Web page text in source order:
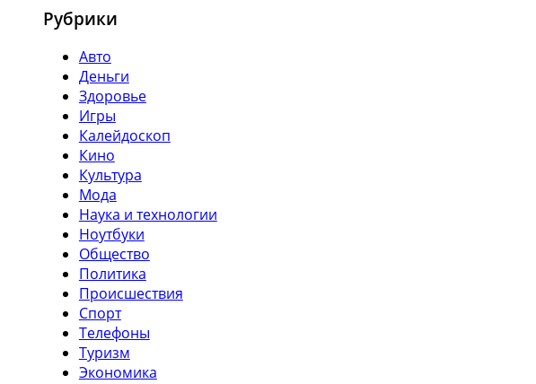
Рубрики
Авто
Деньги
Здоровье
Игры
Калейдоскоп
Кино
Культура
Мода
Наука и технологии
Ноутбуки
Общество
Политика
Происшествия
Спорт
Телефоны
Туризм
Экономика